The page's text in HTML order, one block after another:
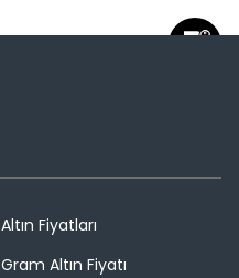
Altın Fiyatları
Gram Altın Fiyatı